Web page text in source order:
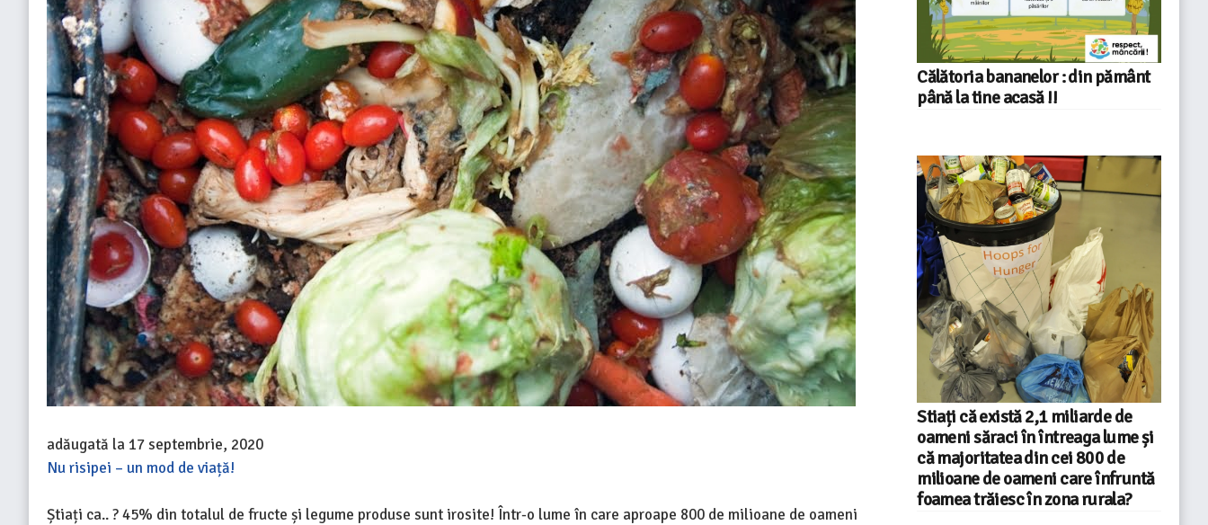
adăugată la 17 septembrie, 2020
Nu risipei – un mod de viață!
Știați ca.. ? 45% din totalul de fructe și legume produse sunt irosite! Într-o lume în care aproape 800 de milioane de oameni
Călătoria bananelor : din pământ
până la tine acasă !!
Stiați că există 2,1 miliarde de
oameni săraci în întreaga lume și
că majoritatea din cei 800 de
milioane de oameni care înfruntă
foamea trăiesc în zona rurala?